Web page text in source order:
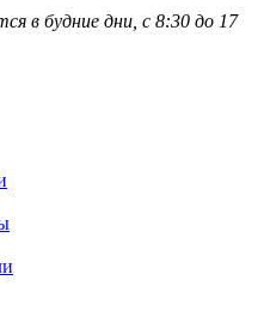
в будние дни, с 8:30 до 17